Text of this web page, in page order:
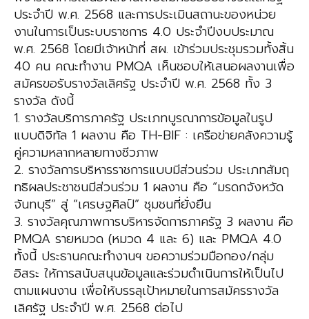
ประจำปี พ.ศ. 2568 และการประเมินสถานะของหน่วย
งานในการเป็นระบบราชการ 4.0 ประจำปีงบประมาณ
พ.ศ. 2568 โดยมีเจ้าหน้าที่ สผ. เข้าร่วมประชุมรวมทั้งสิ้น
40 คน คณะทำงาน PMQA เห็นชอบให้เสนอผลงานเพื่อ
สมัครขอรับรางวัลเลิศรัฐ ประจำปี พ.ศ. 2568 ทั้ง 3
รางวัล ดังนี้
1. รางวัลบริการภาครัฐ ประเภทบูรณาการข้อมูลในรูป
แบบดิจิทัล 1 ผลงาน คือ TH-BIF : เครือข่ายคลังความรู้
คู่ความหลากหลายทางชีวภาพ
2. รางวัลการบริหารราชการแบบมีส่วนร่วม ประเภทสัมฤ
ทธิผลประชาชนมีส่วนร่วม 1 ผลงาน คือ “มรดกจังหวัด
จันทบุรี” สู่ “เศรษฐศิลป์” ชุมชนที่ยั่งยืน
3. รางวัลคุณภาพการบริหารจัดการภาครัฐ 3 ผลงาน คือ
PMQA รายหมวด (หมวด 4 และ 6) และ PMQA 4.0
ทั้งนี้ ประธานคณะทำงานฯ ขอความร่วมมือกอง/กลุ่ม
อิสระ ให้การสนับสนุนข้อมูลและร่วมดำเนินการให้เป็นไป
ตามแผนงาน เพื่อให้บรรลุเป้าหมายในการสมัครรางวัล
เลิศรัฐ ประจำปี พ.ศ. 2568 ต่อไป